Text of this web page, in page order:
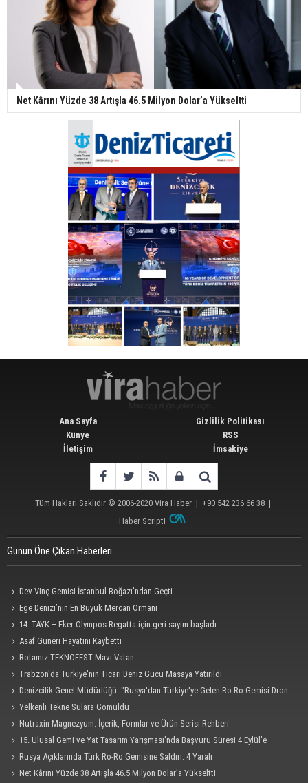
Net Kârını Yüzde 38 Artışla 46.5 Milyon Dolar’a Yükseltti
Ana Sayfa
Künye
İletişim
Gizlilik Politikası
RSS
İmsakiye
Tüm Hakları Saklıdır © 2006-2020 Vira Haber | +90 542 236 66 38 |
Haber Scripti
Günün Öne Çıkan Haberleri
Dev Vinç Gemisi İstanbul Boğazı'ndan Geçti
Ege Denizi’nin En Büyük Mercan Ormanı
14. TAYK – Eker Olympos Regatta için geri sayım başladı
Asaf Güneri Hayatını Kaybetti
Rotamız TEKNOFEST Mavi Vatan
Trabzon'da Türkiye'nin Ticari Deniz Gücü Masaya Yatırıldı
Denizcilik Genel Müdürlüğü: "Rusya'dan Türkiye'ye Gelen Ro-Ro Gemisi Dron
Saldırısına Uğradı"
Yelkenli Tekne Sulara Gömüldü
Nutraxin Magnezyum: İçerik, Formlar ve Ürün Serisi Rehberi
15. Ulusal Gemi ve Yat Tasarım Yarışması'nda Başvuru Süresi 4 Eylül'e
Uzatıldı
Rusya Açıklarında Türk Ro-Ro Gemisine Saldırı: 4 Yaralı
Net Kârını Yüzde 38 Artışla 46.5 Milyon Dolar’a Yükseltti